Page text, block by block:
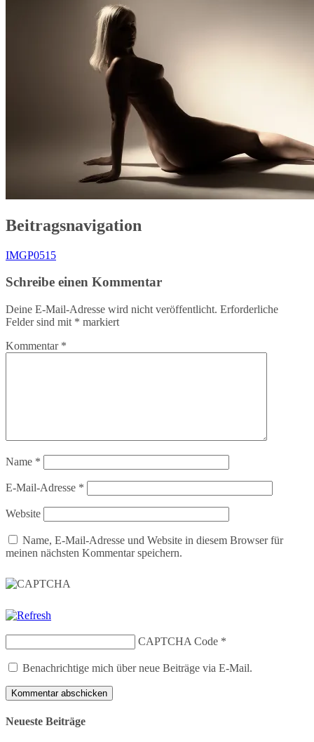
Beitragsnavigation
IMGP0515
Schreibe einen Kommentar
Deine E-Mail-Adresse wird nicht veröffentlicht. Erforderliche
Felder sind mit * markiert
Kommentar *
Name *
E-Mail-Adresse *
Website
Name, E-Mail-Adresse und Website in diesem Browser für
meinen nächsten Kommentar speichern.
CAPTCHA Code *
Benachrichtige mich über neue Beiträge via E-Mail.
Neueste Beiträge